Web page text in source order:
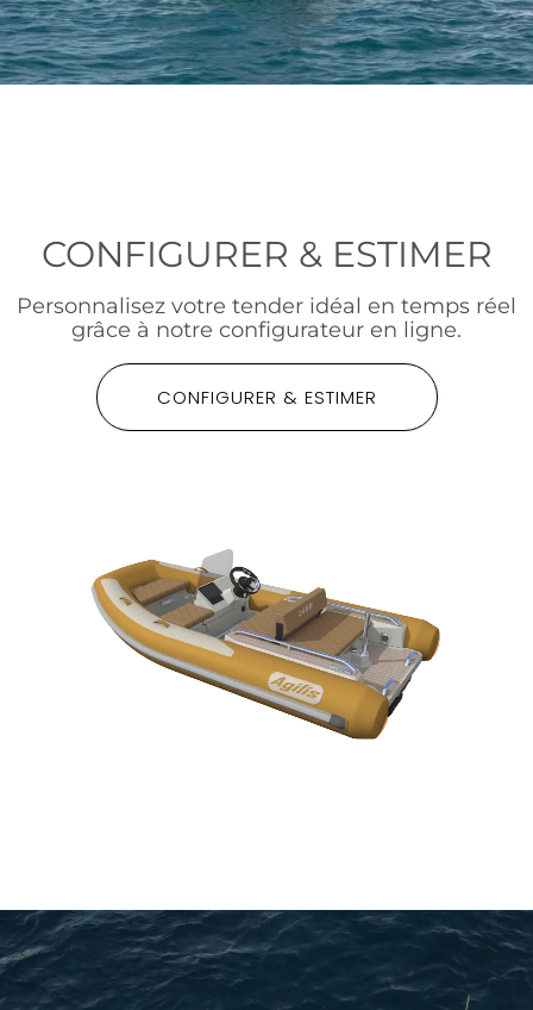
CONFIGURER & ESTIMER
Personnalisez votre tender idéal en temps réel
grâce à notre configurateur en ligne.
CONFIGURER & ESTIMER